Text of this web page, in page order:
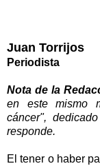
Juan Torrijos
Periodista
Nota de la
en este mismo
cáncer",
responde.
El tener o haber